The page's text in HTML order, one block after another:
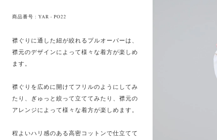
商品番号 : YAR - PO22
襟ぐりに通した紐が絞れるプルオーバーは、
襟元のデザインによって様々な着方が楽しめ
ます。
襟ぐりを広めに開けてフリルのようにしてみ
たり、ぎゅっと絞って立ててみたり、襟元の
アレンジによって様々な着方が楽しめます。
程よいハリ感のある高密コットンで仕立てて